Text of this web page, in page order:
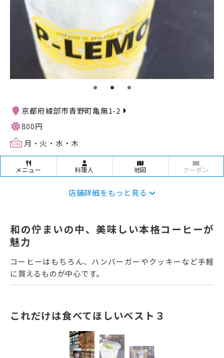
京都府綾部市青野町亀無1-2
800円
月・火・水・木
メニュー 料理人 地図 クーポン
店舗詳細をもっと見る
和の佇まいの中、美味しい本格コーヒーが
魅力
コーヒーはもちろん、ハンバーガーやクッキーなど手軽
に買えるものが中心です。
これだけは食べてほしいベスト３